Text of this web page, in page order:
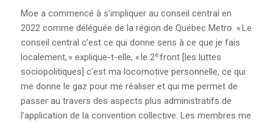
Moe a commencé à s’impliquer au conseil central en
2022 comme déléguée de la région de Québec Metro. « Le
conseil central c’est ce qui donne sens à ce que je fais
localement, » explique-t-elle, « le 2efront [les luttes
sociopolitiques] c’est ma locomotive personnelle, ce qui
me donne le gaz pour me réaliser et qui me permet de
passer au travers des aspects plus administratifs de
l’application de la convention collective. Les membres me